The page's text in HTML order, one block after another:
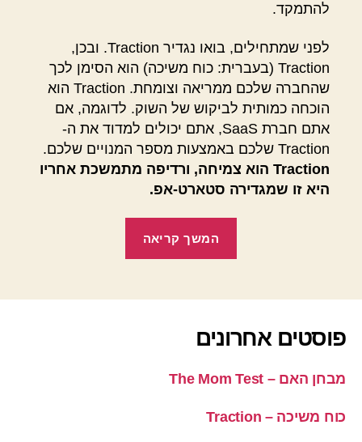
להתמקד.
לפני שמתחילים, בואו נגדיר Traction. ובכן,
Traction (בעברית: כוח משיכה) הוא הסימן לכך
שהחברה שלכם ממריאה וצומחת. Traction הוא
הוכחה כמותית לביקוש של השוק. לדוגמה, אם
אתם חברת SaaS, אתם יכולים למדוד את ה-
Traction שלכם באמצעות מספר המנויים שלכם.
Traction הוא צמיחה, ורדיפה מתמשכת אחריו
היא זו שמגדירה סטארט-אפ.
המשך קריאה
פוסטים אחרונים
מבחן האם – The Mom Test
כוח משיכה – Traction